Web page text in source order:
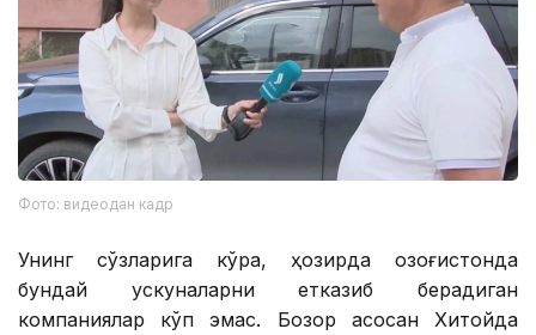
Фото: видеодан кадр
Унинг сўзларига кўра, ҳозирда Қозоғистонда
бундай ускуналарни етказиб берадиган
компаниялар кўп эмас. Бозор асосан Хитойда